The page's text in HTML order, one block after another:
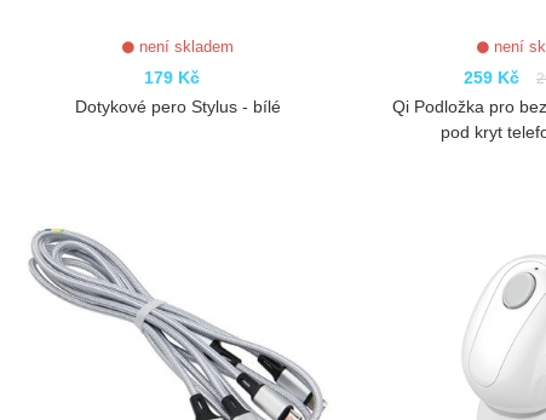
není skladem
179 Kč
Dotykové pero Stylus - bílé
není
259 Kč
Qi Podložka pro
pod kryt